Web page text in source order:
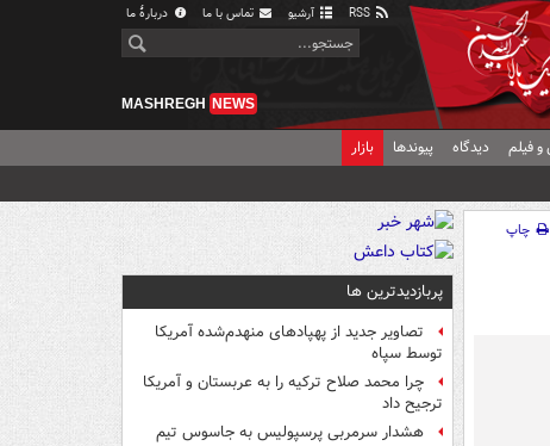
آرشیو تماس با ما دربارهٔ ما
MASHREGH NEWS
فیلم دیدگاه پیوندها بازار
چاپ
پربازدیدترین ها
تصاویر جدید از پهپادهای منهدم‌شده آمریکا
توسط سپاه
چرا محمد صلاح ترکیه را به عربستان و آمریکا
ترجیح داد
هشدار سرمربی پرسپولیس به جاسوس تیم